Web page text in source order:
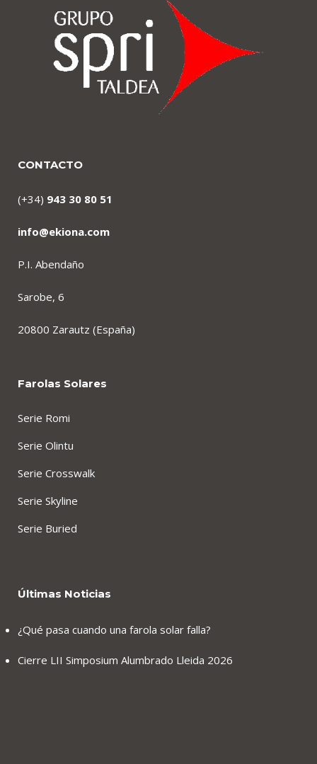
CONTACTO
(+34) 943 30 80 51
info@ekiona.com
P.I. Abendaño
Sarobe, 6
20800 Zarautz (España)
Farolas Solares
Serie Romi
Serie Olintu
Serie Crosswalk
Serie Skyline
Serie Buried
Últimas Noticias
¿Qué pasa cuando una farola solar falla?
Cierre LII Simposium Alumbrado Lleida 2026